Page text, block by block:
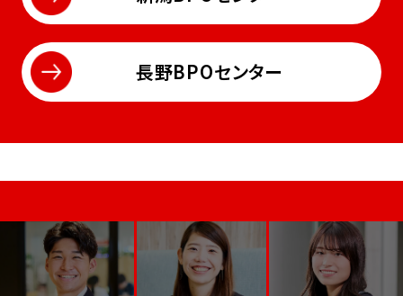
長野BPOセンター